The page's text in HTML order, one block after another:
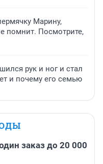
Марину,
помнит. Посмотрите,
рук и ног и стал
и почему его семью
заказ до 20 000